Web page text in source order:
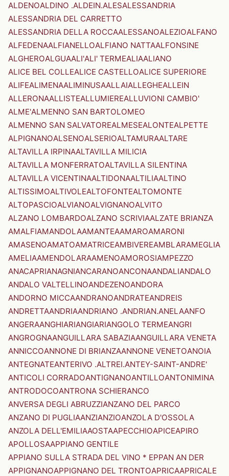
ALDENOALDINO .ALDEIN.ALESALESSANDRIA
ALESSANDRIA DEL CARRETTO
ALESSANDRIA DELLA ROCCAALESSANOALEZIOALFANO
ALFEDENAALFIANELLOALFIANO NATTAALFONSINE
ALGHEROALGUAALI'ALI' TERMEALIAALIANO
ALICE BEL COLLEALICE CASTELLOALICE SUPERIORE
ALIFEALIMENAALIMINUSAALLAIALLEGHEALLEIN
ALLERONAALLISTEALLUMIEREALLUVIONI CAMBIO'
ALME'ALMENNO SAN BARTOLOMEO
ALMENNO SAN SALVATOREALMESEALONTEALPETTE
ALPIGNANOALSENOALSERIOALTAMURAALTARE
ALTAVILLA IRPINAALTAVILLA MILICIA
ALTAVILLA MONFERRATOALTAVILLA SILENTINA
ALTAVILLA VICENTINAALTIDONAALTILIAALTINO
ALTISSIMOALTIVOLEALTOFONTEALTOMONTE
ALTOPASCIOALVIANOALVIGNANOALVITO
ALZANO LOMBARDOALZANO SCRIVIAALZATE BRIANZA
AMALFIAMANDOLAAMANTEAAMAROAMARONI
AMASENOAMATOAMATRICEAMBIVEREAMBLARAMEGLIA
AMELIAAMENDOLARAAMENOAMOROSIAMPEZZO
ANACAPRIANAGNIANCARANOANCONAANDALIANDALO
ANDALO VALTELLINOANDEZENOANDORA
ANDORNO MICCAANDRANOANDRATEANDREIS
ANDRETTAANDRIAANDRIANO .ANDRIAN.ANELAANFO
ANGERAANGHIARIANGIARIANGOLO TERMEANGRI
ANGROGNAANGUILLARA SABAZIAANGUILLARA VENETA
ANNICCOANNONE DI BRIANZAANNONE VENETOANOIA
ANTEGNATEANTERIVO .ALTREI.ANTEY-SAINT-ANDRE'
ANTICOLI CORRADOANTIGNANOANTILLOANTONIMINA
ANTRODOCOANTRONA SCHIERANCO
ANVERSA DEGLI ABRUZZIANZANO DEL PARCO
ANZANO DI PUGLIAANZIANZIOANZOLA D'OSSOLA
ANZOLA DELL'EMILIAAOSTAAPECCHIOAPICEAPIRO
APOLLOSAAPPIANO GENTILE
APPIANO SULLA STRADA DEL VINO * EPPAN AN DER
APPIGNANOAPPIGNANO DEL TRONTOAPRICAAPRICALE